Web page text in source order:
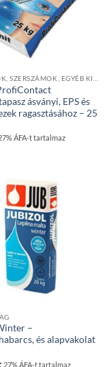
ásványi, EPS és
ragasztásához – 25
ÁFA-t tartalmaz
–
és alapvakolat
27% ÁFA-t tartalmaz